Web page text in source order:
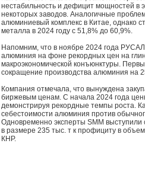
нестабильность и дефицит мощностей в
некоторых заводов. Аналогичные
алюминиевый комплекс в Китае, однако
металла в 2024 году с 51,8% до 60,9%.
Напомним, что в ноябре 2024 года
алюминия на фоне рекордных цен на
макроэкономической конъюнктуры.
сокращение производства алюминия на
Компания отмечала, что вынуждена
биржевым ценам. С начала 2024 года
демонстрируя рекордные темпы роста.
себестоимости алюминия против
Одновременно эксперты SMM выступили
в размере 235 тыс. т к профициту в
КНР.